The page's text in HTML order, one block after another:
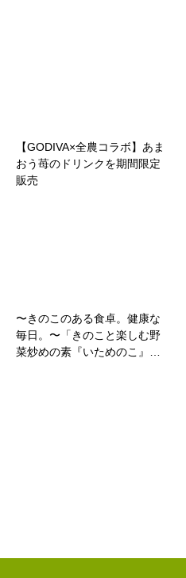
【GODIVA×全農コラボ】あま
おう苺のドリンクを期間限定
販売
〜きのこのある食卓。健康な
毎日。〜「きのこと楽しむ野
菜炒めの素『いためのこ』…